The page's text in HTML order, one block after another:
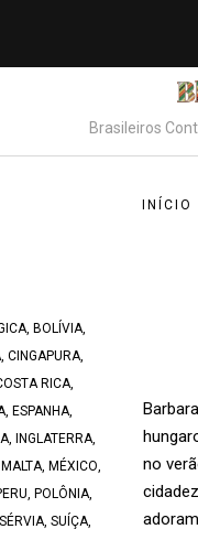
Brasileiros
INÍCIO
, BOLÍVIA,
, CINGAPURA,
RICA,
, ESPANHA,
, INGLATERRA,
MALTA, MÉXICO,
, POLÔNIA,
SÉRVIA, SUÍÇA,
no